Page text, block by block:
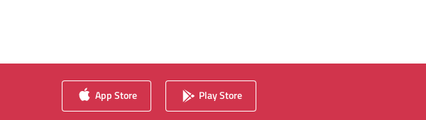
App Store Play Store